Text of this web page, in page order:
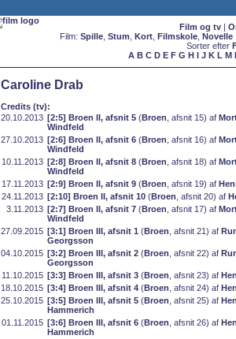
Film og tv|
Film: Spille, Stum Kort, Filmskole, Novelle
Sorter efter
A B C D E F G H I J K L M
Caroline Drab
Credits (tv):
20.10.2013 [2:5] Broen II, afsnit 5 (Broen , afsnit 15) af
Windfeld
27.10.2013 [2:6] Broen II, afsnit 6 (Broen , afsnit 16) af
Windfeld
10.11.2013 [2:8] Broen II, afsnit 8 (Broen , afsnit 18) af
Windfeld
17.11.2013 [2:9] Broen II, afsnit 9 (Broen , afsnit 19) af
24.11.2013 [2:10] Broen II, afsnit 10 (Broen , afsnit 20) af
3.11.2013 [2:7] Broen II, afsnit 7 (Broen , afsnit 17) af
Windfeld
27.09.2015 [3:1] Broen III, afsnit 1 (Broen , afsnit 21) af
Georgsson
04.10.2015 [3:2] Broen III, afsnit 2 (Broen , afsnit 22) af
Georgsson
11.10.2015 [3:3] Broen III, afsnit 3 (Broen , afsnit 23) af
18.10.2015 [3:4] Broen III, afsnit 4 (Broen , afsnit 24) af
25.10.2015 [3:5] Broen III, afsnit 5 (Broen , afsnit 25) af
Hammerich
01.11.2015 [3:6] Broen III, afsnit 6 (Broen , afsnit 26) af
Hammerich